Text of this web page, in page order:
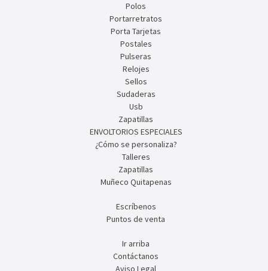
Polos
Portarretratos
Porta Tarjetas
Postales
Pulseras
Relojes
Sellos
Sudaderas
Usb
Zapatillas
ENVOLTORIOS ESPECIALES
¿Cómo se personaliza?
Talleres
Zapatillas
Muñeco Quitapenas
Escríbenos
Puntos de venta
Ir arriba
Contáctanos
Aviso Legal